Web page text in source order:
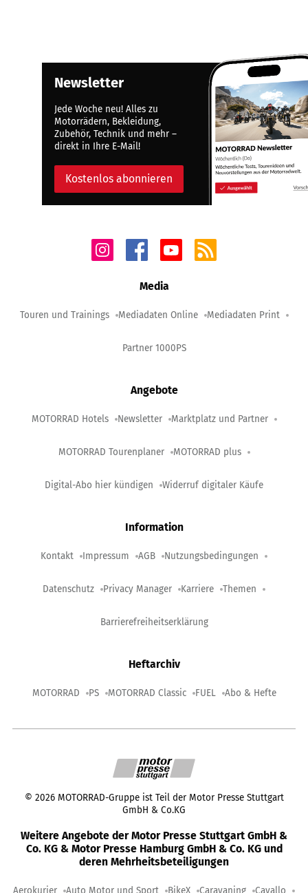
Newsletter
Jede Woche neu! Alles zu
Motorrädern, Bekleidung,
Zubehör, Technik und mehr –
direkt in Ihre E-Mail!
Kostenlos abonnieren
Media
Touren und Trainings Mediadaten Online Mediadaten Print
Partner 1000PS
Angebote
MOTORRAD Hotels Newsletter Marktplatz und Partner
MOTORRAD Tourenplaner MOTORRAD plus
Digital-Abo hier kündigen Widerruf digitaler Käufe
Information
Kontakt Impressum AGB Nutzungsbedingungen
Datenschutz Privacy Manager Karriere Themen
Barrierefreiheitserklärung
Heftarchiv
MOTORRAD PS MOTORRAD Classic FUEL Abo & Hefte
© 2026 MOTORRAD-Gruppe ist Teil der Motor Presse Stuttgart
GmbH & Co.KG
Weitere Angebote der Motor Presse Stuttgart GmbH &
Co. KG & Motor Presse Hamburg GmbH & Co. KG und
deren Mehrheitsbeteiligungen
Aerokurier Auto Motor und Sport BikeX Caravaning Cavallo